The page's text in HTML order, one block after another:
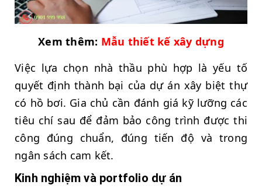
Xem thêm: Mẫu thiết kế xây dựng
Việc lựa chọn nhà thầu phù hợp là yếu tố
quyết định thành bại của dự án xây biệt thự
có hồ bơi. Gia chủ cần đánh giá kỹ lưỡng các
tiêu chí sau để đảm bảo công trình được thi
công đúng chuẩn, đúng tiến độ và trong
ngân sách cam kết.
Kinh nghiệm và portfolio dự án